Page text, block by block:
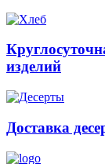
изделий
Доставка